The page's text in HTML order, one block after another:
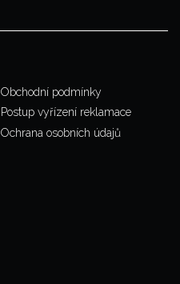
Obchodní podmínky
Postup vyřízení reklamace
Ochrana osobních údajů